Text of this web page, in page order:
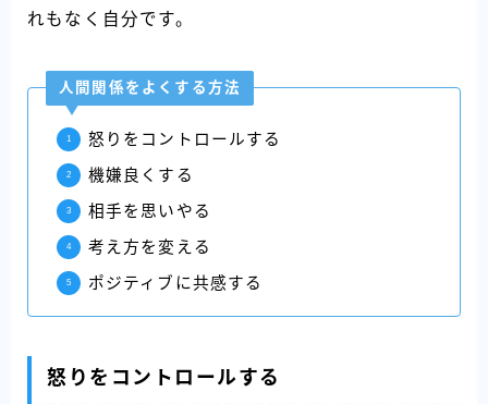
れもなく自分です。
人間関係をよくする方法
怒りをコントロールする
機嫌良くする
相手を思いやる
考え方を変える
ポジティブに共感する
怒りをコントロールする